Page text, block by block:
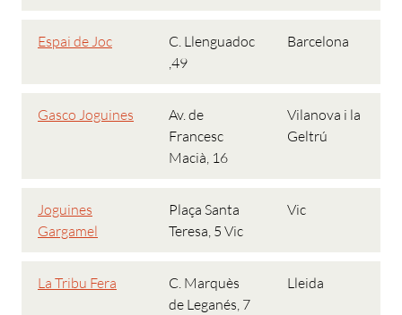
Espai de Joc
C. Llenguadoc
,49
Barcelona
Gasco Joguines
Av. de
Francesc
Macià, 16
Vilanova i la
Geltrú
Joguines
Gargamel
Plaça Santa
Teresa, 5 Vic
Vic
La Tribu Fera
C. Marquès
de Leganés, 7
Lleida